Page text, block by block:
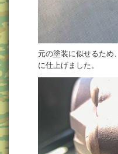
元の塗装に似せるため
に仕上げました。